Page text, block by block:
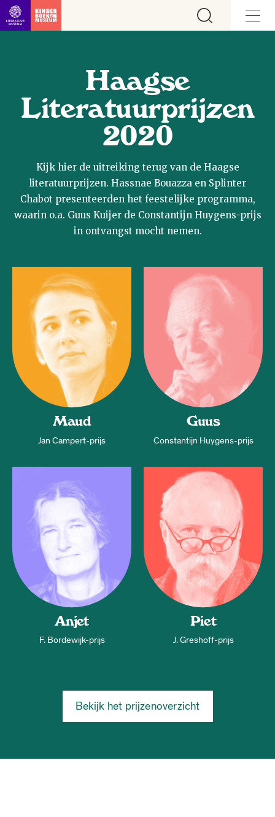
Ga direct naar inhoud
Haagse
Literatuur­prijzen
2020
Kijk hier de uitreiking terug van de Haagse
literatuurprijzen. Hassnae Bouazza en Splinter
Chabot presenteerden het feestelijke programma,
waarin o.a. Guus Kuijer de Constantijn Huygens-prijs
in ontvangst mocht nemen.
Maud
Jan Campert-prijs
Guus
Constantijn Huygens-prijs
Anjet
F. Bordewijk-prijs
Piet
J. Greshoff-prijs
Bekijk het prijzenoverzicht